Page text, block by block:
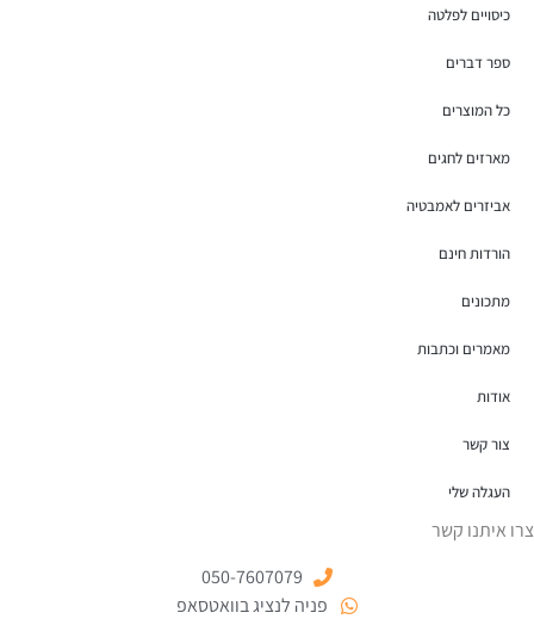
כיסויים לפלטה
ספר דברים
כל המוצרים
מארזים לחגים
אביזרים לאמבטיה
הורדות חינם
מתכונים
מאמרים וכתבות
אודות
צור קשר
העגלה שלי
צרו איתנו קשר
050-7607079
פניה לנציג בוואטסאפ